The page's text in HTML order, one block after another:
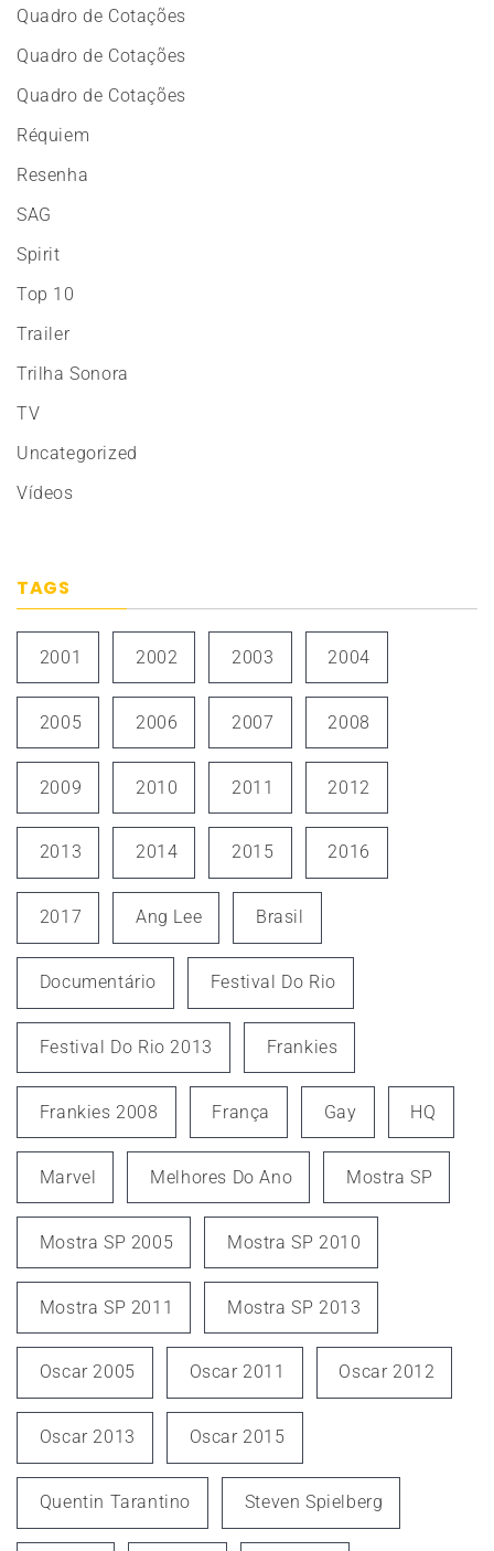
Quadro de Cotações
Quadro de Cotações
Quadro de Cotações
Réquiem
Resenha
SAG
Spirit
Top 10
Trailer
Trilha Sonora
TV
Uncategorized
Vídeos
TAGS
2001 2002 2003 2004
2005 2006 2007 2008
2009 2010 2011 2012
2013 2014 2015 2016
2017 Ang Lee Brasil
Documentário Festival Do Rio
Festival Do Rio 2013 Frankies
Frankies 2008 França Gay HQ
Marvel Melhores Do Ano Mostra SP
Mostra SP 2005 Mostra SP 2010
Mostra SP 2011 Mostra SP 2013
Oscar 2005 Oscar 2011 Oscar 2012
Oscar 2013 Oscar 2015
Quentin Tarantino Steven Spielberg